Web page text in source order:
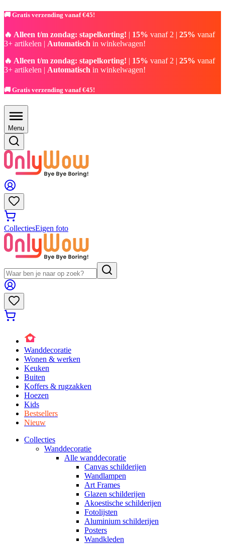
🚚 Gratis verzending vanaf €45!
🔥 Alleen t/m zondag: stapelkorting! | 15% vanaf 2 | 25% vanaf
3+ artikelen | Automatisch in winkelwagen!
🔥 Alleen t/m zondag: stapelkorting! | 15% vanaf 2 | 25% vanaf
3+ artikelen | Automatisch in winkelwagen!
🚚 Gratis verzending vanaf €45!
Menu
CollectiesEigen foto
Wanddecoratie
Wonen & werken
Keuken
Buiten
Koffers & rugzakken
Hoezen
Kids
Bestsellers
Nieuw
Collecties
Wanddecoratie
Alle wanddecoratie
Canvas schilderijen
Wandlampen
Art Frames
Glazen schilderijen
Akoestische schilderijen
Fotolijsten
Aluminium schilderijen
Posters
Wandkleden